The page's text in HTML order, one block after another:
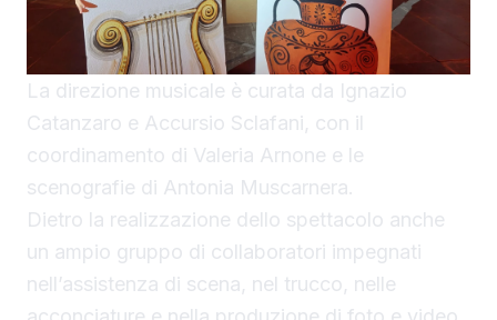
La direzione musicale è curata da Ignazio
Catanzaro e Accursio Sclafani, con il
coordinamento di Valeria Arnone e le
scenografie di Antonia Muscarnera.
Dietro la realizzazione dello spettacolo anche
un ampio gruppo di collaboratori impegnati
nell’assistenza di scena, nel trucco, nelle